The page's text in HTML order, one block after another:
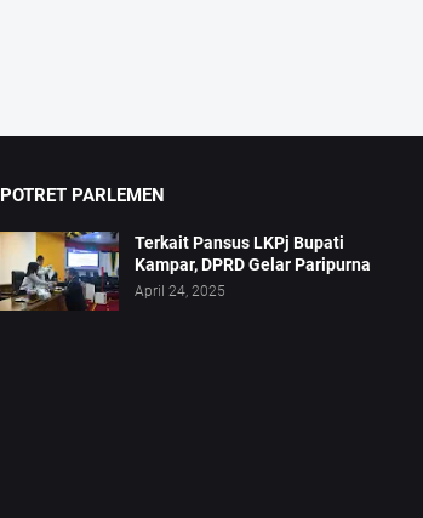
POTRET PARLEMEN
Terkait Pansus LKPj Bupati
Kampar, DPRD Gelar Paripurna
April 24, 2025